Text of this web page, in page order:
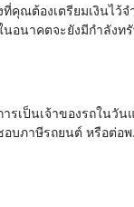
คุณต้องเตรียมเงินไ
อนาคตจะยังมีกำลังท
รเป็นเจ้าของรถในวั
ภาษีรถยนต์ หรือต่อพ